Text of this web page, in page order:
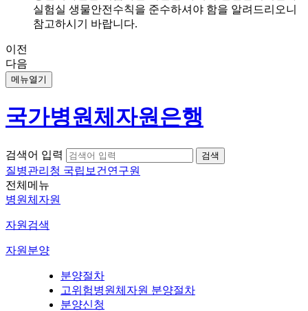
실험실 생물안전수칙을 준수하셔야 함을 알려드리오니
참고하시기 바랍니다.
이전
다음
메뉴열기
국가병원체자원은행
검색어 입력
질병관리청 국립보건연구원
전체메뉴
병원체자원
자원검색
자원분양
분양절차
고위험병원체자원 분양절차
분양신청